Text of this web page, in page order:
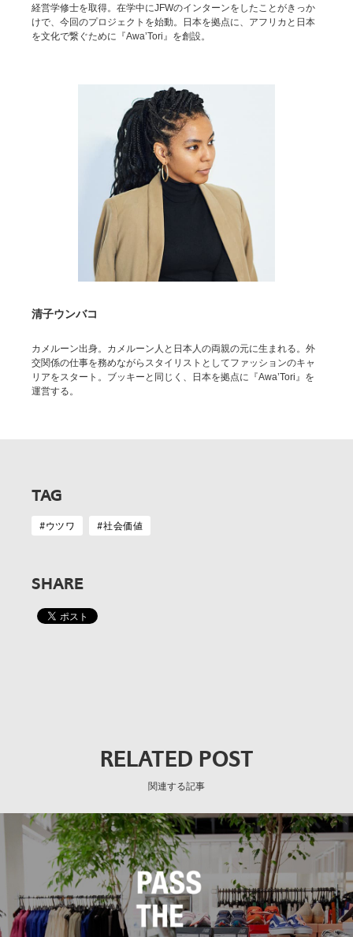
経営学修士を取得。在学中にJFWのインターンをしたことがきっか
けで、今回のプロジェクトを始動。日本を拠点に、アフリカと日本
を文化で繋ぐために『Awa’Tori』を創設。
清子ウンバコ
カメルーン出身。カメルーン人と日本人の両親の元に生まれる。外
交関係の仕事を務めながらスタイリストとしてファッションのキャ
リアをスタート。ブッキーと同じく、日本を拠点に『Awa’Tori』を
運営する。
TAG
ウツワ 社会価値
SHARE
RELATED POST
関連する記事